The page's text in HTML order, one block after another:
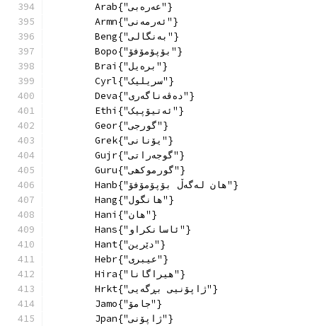
        Arab{"عەرەبی"}
        Armn{"ئەرمەنی"}
        Beng{"بەنگالی"}
        Bopo{"بۆپۆمۆفۆ"}
        Brai{"برەیل"}
        Cyrl{"سریلیک"}
        Deva{"دەڤەناگەری"}
        Ethi{"ئەتیۆپیک"}
        Geor{"گورجی"}
        Grek{"یۆنانی"}
        Gujr{"گوجەراتی"}
        Guru{"گورموکھی"}
        Hanb{"هان لەگەڵ بۆپۆمۆفۆ"}
        Hang{"ھانگول"}
        Hani{"ھان"}
        Hans{"ئاسانکراو"}
        Hant{"دێرین"}
        Hebr{"عیبری"}
        Hira{"ھیراگانا"}
        Hrkt{"ژاپۆنیی بڕگەیی"}
        Jamo{"جامۆ"}
        Jpan{"ژاپۆنی"}